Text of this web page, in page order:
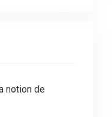
notion de